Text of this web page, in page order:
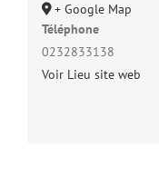
+ Google Map
Téléphone
0232833138
Voir Lieu site web